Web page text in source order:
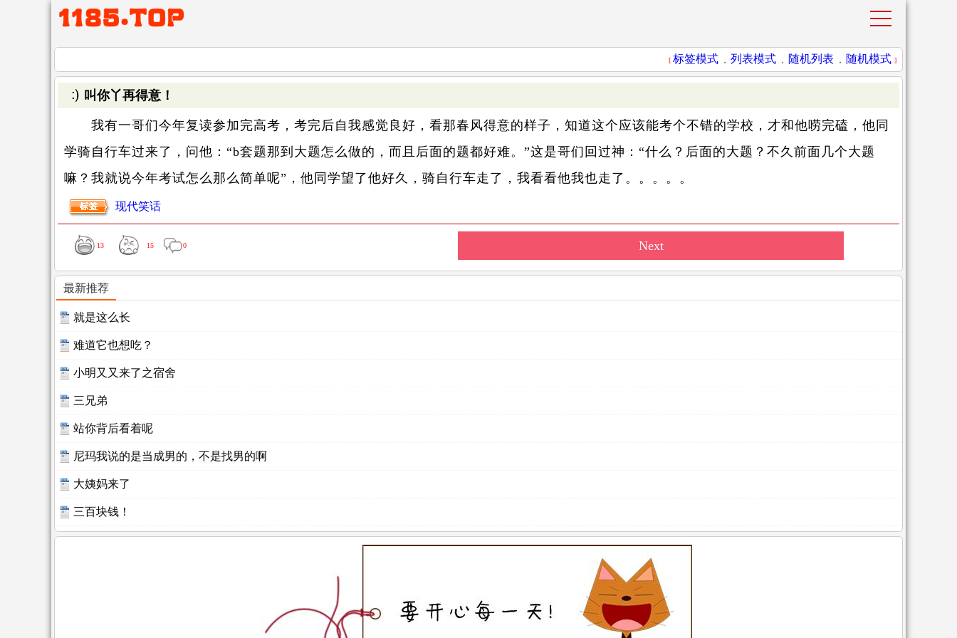
[ 标签模式 ， 列表模式 ， 随机列表 ， 随机模式 ]
叫你丫再得意！
我有一哥们今年复读参加完高考，考完后自我感觉良好，看那春风得意的样子，知道这个应该能考个不错的学校，才和他唠完磕，他同
学骑自行车过来了，问他：“b套题那到大题怎么做的，而且后面的题都好难。”这是哥们回过神：“什么？后面的大题？不久前面几个大题
嘛？我就说今年考试怎么那么简单呢”，他同学望了他好久，骑自行车走了，我看看他我也走了。。。。。
现代笑话
13 15 0
最新推荐
就是这么长
难道它也想吃？
小明又又来了之宿舍
三兄弟
站你背后看着呢
尼玛我说的是当成男的，不是找男的啊
大姨妈来了
三百块钱！